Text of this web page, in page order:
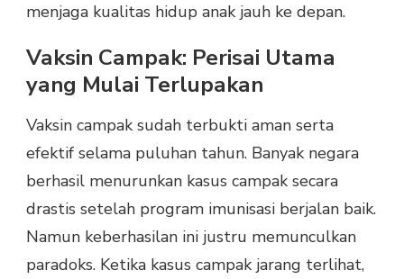
menjaga kualitas hidup anak jauh ke depan.
Vaksin Campak: Perisai Utama
yang Mulai Terlupakan
Vaksin campak sudah terbukti aman serta
efektif selama puluhan tahun. Banyak negara
berhasil menurunkan kasus campak secara
drastis setelah program imunisasi berjalan baik.
Namun keberhasilan ini justru memunculkan
paradoks. Ketika kasus campak jarang terlihat,